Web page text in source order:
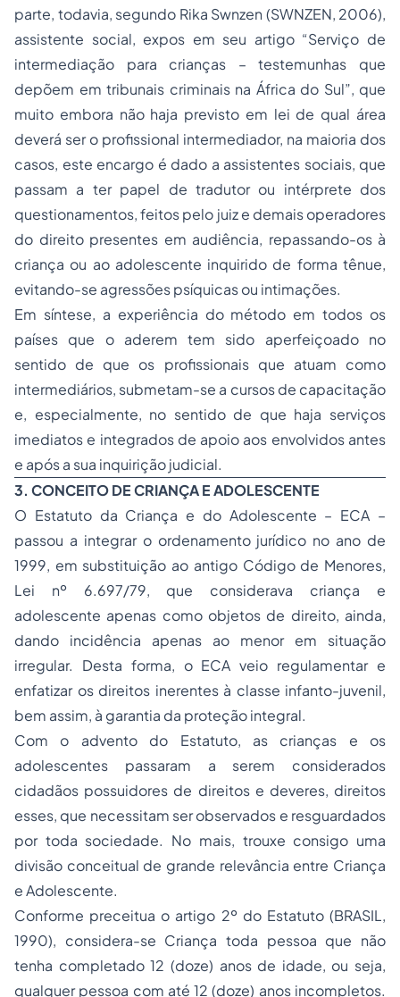
parte, todavia, segundo Rika Swnzen (SWNZEN, 2006),
assistente social, expos em seu artigo “Serviço de
intermediação para crianças – testemunhas que
depõem em tribunais criminais na África do Sul”, que
muito embora não haja previsto em lei de qual área
deverá ser o profissional intermediador, na maioria dos
casos, este encargo é dado a assistentes sociais, que
passam a ter papel de tradutor ou intérprete dos
questionamentos, feitos pelo juiz e demais operadores
do direito presentes em audiência, repassando-os à
criança ou ao adolescente inquirido de forma tênue,
evitando-se agressões psíquicas ou intimações.
Em síntese, a experiência do método em todos os
países que o aderem tem sido aperfeiçoado no
sentido de que os profissionais que atuam como
intermediários, submetam-se a cursos de capacitação
e, especialmente, no sentido de que haja serviços
imediatos e integrados de apoio aos envolvidos antes
e após a sua inquirição judicial.
3. CONCEITO DE CRIANÇA E ADOLESCENTE
O Estatuto da Criança e do Adolescente – ECA –
passou a integrar o ordenamento jurídico no ano de
1999, em substituição ao antigo Código de Menores,
Lei nº 6.697/79, que considerava criança e
adolescente apenas como objetos de direito, ainda,
dando incidência apenas ao menor em situação
irregular. Desta forma, o ECA veio regulamentar e
enfatizar os direitos inerentes à classe infanto-juvenil,
bem assim, à garantia da proteção integral.
Com o advento do Estatuto, as crianças e os
adolescentes passaram a serem considerados
cidadãos possuidores de direitos e deveres, direitos
esses, que necessitam ser observados e resguardados
por toda sociedade. No mais, trouxe consigo uma
divisão conceitual de grande relevância entre Criança
e Adolescente.
Conforme preceitua o artigo 2º do Estatuto (BRASIL,
1990), considera-se Criança toda pessoa que não
tenha completado 12 (doze) anos de idade, ou seja,
qualquer pessoa com até 12 (doze) anos incompletos.